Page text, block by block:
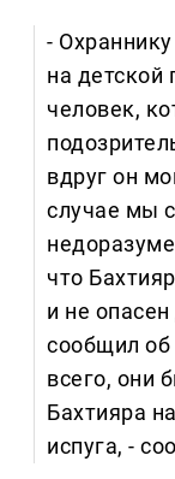
-
на детской
человек,
вдруг он
случае мы
что
и не
сообщил об
всего, они
Бахтияра
испуга, -